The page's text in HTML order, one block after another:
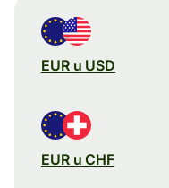
EUR u USD
EUR u CHF